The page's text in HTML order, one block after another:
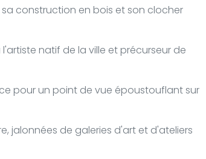
construction en bois et son clocher
natif de la ville et précurseur de
pour un point de vue époustouflant sur
jalonnées de galeries d'art et d'ateliers